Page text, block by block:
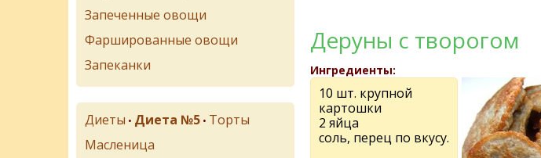
Деруны с творогом
Ингредиенты:
10 шт. крупной
картошки
2 яйца
соль, перец по вкусу.
Запеченные овощи
Фаршированные овощи
Запеканки
Диеты • Диета №5 • Торты
Масленица